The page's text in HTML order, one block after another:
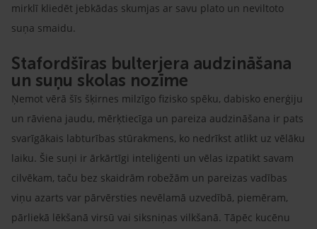
mirklī kliedēt jebkādas skumjas ar savu plato un neviltoto
suņa smaidu.
Stafordšīras bulterjera audzināšana
un suņu skolas nozīme
Ņemot vērā šīs šķirnes milzīgo fizisko spēku, dabisko enerģiju
un rāviena jaudu, mērķtiecīga un pareiza audzināšana ir pats
svarīgākais labturības stūrakmens, ko nedrīkst atlikt uz vēlāku
laiku. Šie suņi ir ārkārtīgi inteliģenti un vēlas izpatikt savam
cilvēkam, taču bez skaidrām robežām un pareizas vadības
viņu azarts var pārvērsties nevēlamā uzvedībā, piemēram,
pārliekā lēkšanā virsū vai siksniņas vilkšanā. Tāpēc kucēnu